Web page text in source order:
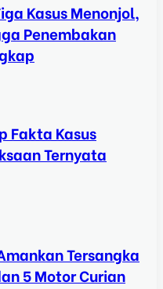
Kasus Menonjol,
Penembakan
Fakta Kasus
Ternyata
Tersangka
5 Motor Curian